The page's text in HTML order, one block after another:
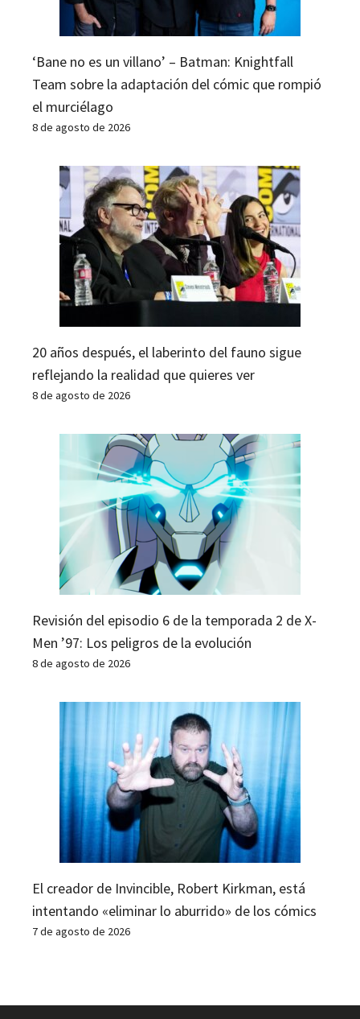
‘Bane no es un villano’ – Batman: Knightfall
Team sobre la adaptación del cómic que rompió
el murciélago
8 de agosto de 2026
20 años después, el laberinto del fauno sigue
reflejando la realidad que quieres ver
8 de agosto de 2026
Revisión del episodio 6 de la temporada 2 de X-
Men ’97: Los peligros de la evolución
8 de agosto de 2026
El creador de Invincible, Robert Kirkman, está
intentando «eliminar lo aburrido» de los cómics
7 de agosto de 2026